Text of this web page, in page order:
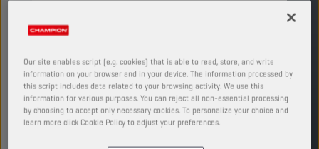
PRODUCTO: 4619
ENCUENTRA UN PUNTO DE VENTA
Our site enables script (e.g. cookies) that is able to read, store, and write
information on your browser and in your device. The information processed by
this script includes data related to your browsing activity. We use this
information for various purposes. You can reject all non-essential processing
by choosing to accept only necessary cookies. To personalize your choice and
learn more click Cookie Policy to adjust your preferences.